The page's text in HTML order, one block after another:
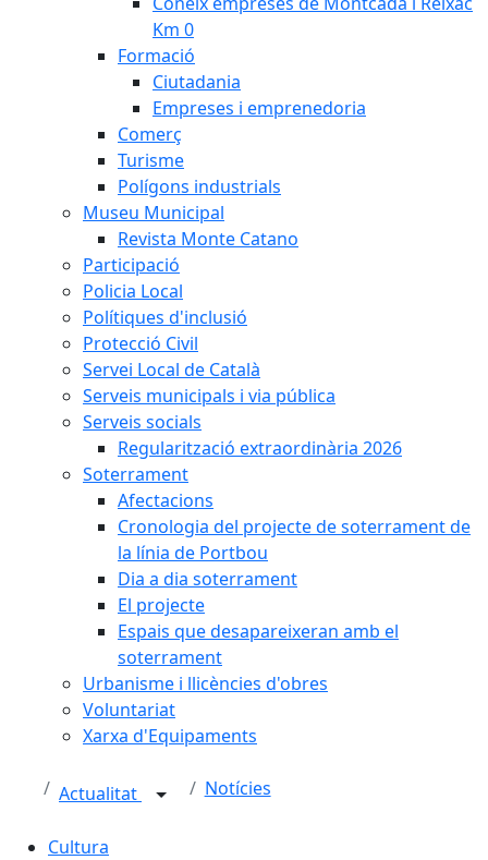
Km 0
Formació
Ciutadania
Empreses i emprenedoria
Comerç
Turisme
Polígons industrials
Museu Municipal
Revista Monte Catano
Participació
Policia Local
Polítiques d'inclusió
Protecció Civil
Servei Local de Català
Serveis municipals i via pública
Serveis socials
Regularització extraordinària 2026
Soterrament
Afectacions
Cronologia del projecte de soterrament de
la línia de Portbou
Dia a dia soterrament
El projecte
Espais que desapareixeran amb el
soterrament
Urbanisme i llicències d'obres
Voluntariat
Xarxa d'Equipaments
Actualitat Notícies
Cultura